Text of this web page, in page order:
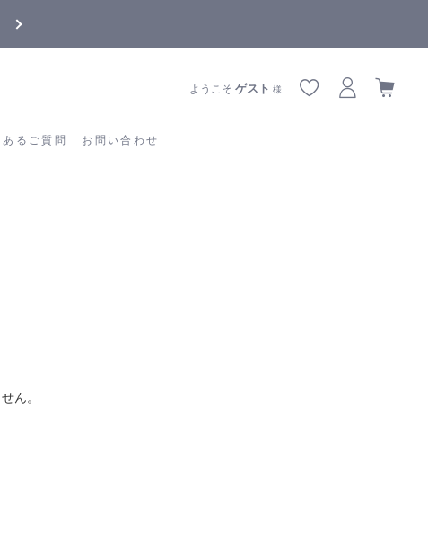
るご質問 お問い合わせ
ようこそゲスト 様
よくあるご質問
ん。